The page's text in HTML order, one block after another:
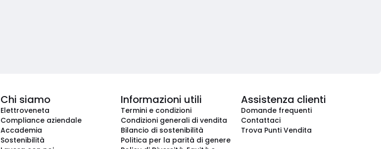
Chi siamo
Elettroveneta
Compliance aziendale
Accademia
Sostenibilità
Informazioni utili
Termini e condizioni
Condizioni generali di vendita
Bilancio di sostenibilità
Politica per la parità di genere
Assistenza clienti
Domande frequenti
Contattaci
Trova Punti Vendita